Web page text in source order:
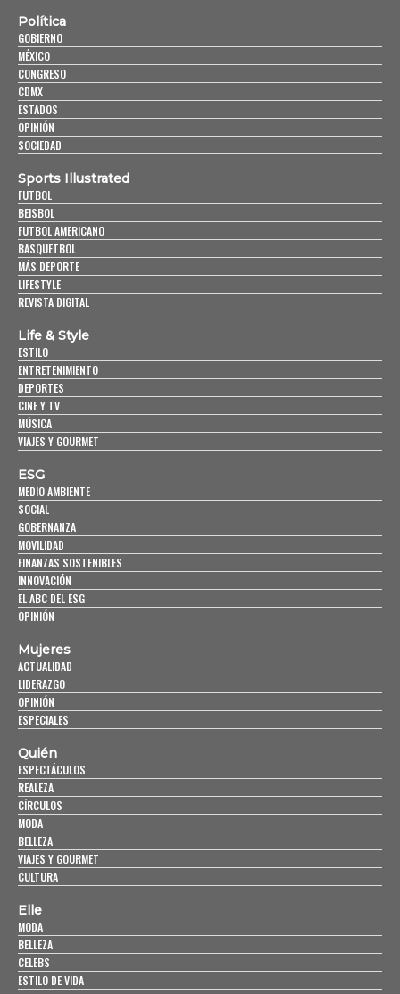
Política
GOBIERNO
MÉXICO
CONGRESO
CDMX
ESTADOS
OPINIÓN
SOCIEDAD
Sports Illustrated
FUTBOL
BEISBOL
FUTBOL AMERICANO
BASQUETBOL
MÁS DEPORTE
LIFESTYLE
REVISTA DIGITAL
Life & Style
ESTILO
ENTRETENIMIENTO
DEPORTES
CINE Y TV
MÚSICA
VIAJES Y GOURMET
ESG
MEDIO AMBIENTE
SOCIAL
GOBERNANZA
MOVILIDAD
FINANZAS SOSTENIBLES
INNOVACIÓN
EL ABC DEL ESG
OPINIÓN
Mujeres
ACTUALIDAD
LIDERAZGO
OPINIÓN
ESPECIALES
Quién
ESPECTÁCULOS
REALEZA
CÍRCULOS
MODA
BELLEZA
VIAJES Y GOURMET
CULTURA
Elle
MODA
BELLEZA
CELEBS
ESTILO DE VIDA